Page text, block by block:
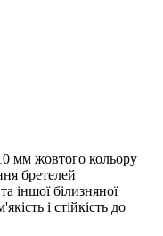
мм жовтого кольору
бретелей
іншої білизняної
і стійкість до